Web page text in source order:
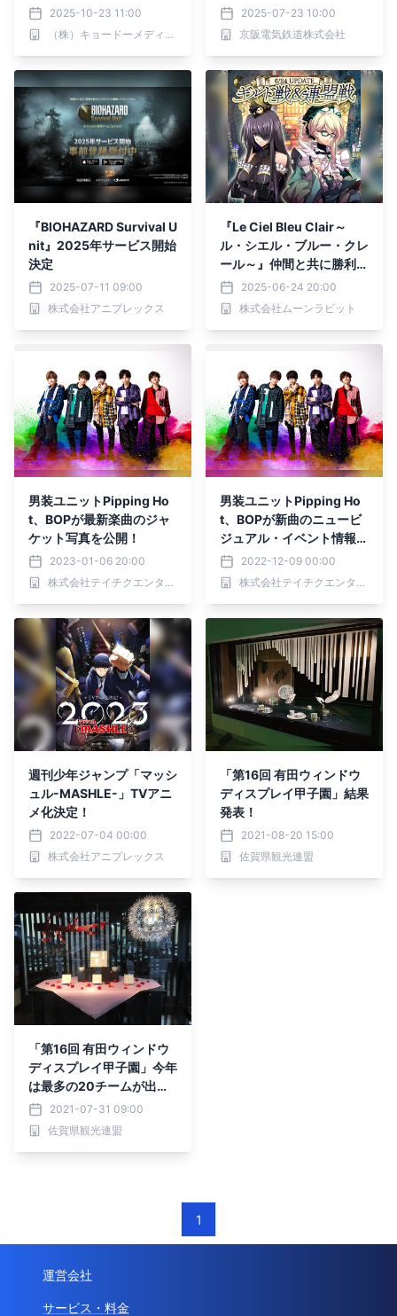
ハジケステージ☆ボボボ
ーボ・ボーボボ 〜因縁！
鼻毛！決戦！〜』 2026年
て上演決定！！
2025-10-23 11:00
（株）キョードーメディアス
試されるバトルアトラクシ
ョン
2025-07-23 10:00
京阪電気鉄道株式会社
『BIOHAZARD Survival U
nit』2025年サービス開始
決定
2025-07-11 09:00
株式会社アニプレックス
『Le Ciel Bleu Clair～
ル・シエル・ブルー・クレ
ール～』仲間と共に勝利を
つかめ！「ギルド戦」「連
盟戦」実装
2025-06-24 20:00
株式会社ムーンラビット
男装ユニットPipping Ho
t、BOPが最新楽曲のジャ
ケット写真を公開！
2023-01-06 20:00
株式会社テイチクエンタテインメント
男装ユニットPipping Ho
t、BOPが新曲のニュービ
ジュアル・イベント情報を
解禁！2022-12-09 00:00
株式会社テイチクエンタテインメント
週刊少年ジャンプ「マッシ
ュル-MASHLE-」TVアニ
メ化決定！
2022-07-04 00:00
株式会社アニプレックス
「第16回 有田ウィンドウ
ディスプレイ甲子園」結果
発表！
2021-08-20 15:00
佐賀県観光連盟
「第16回 有田ウィンドウ
ディスプレイ甲子園」今年
は最多の20チームが出場
します!!2021-07-31 09:00
佐賀県観光連盟
1
運営会社
サービス・料金